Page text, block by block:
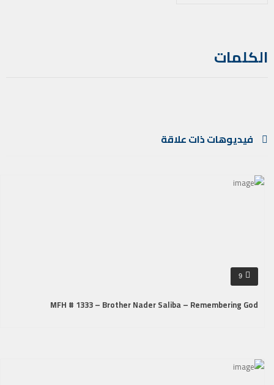
الكلمات
فيديوهات ذات علاقة
9
MFH # 1333 – Brother Nader Saliba – Remembering God